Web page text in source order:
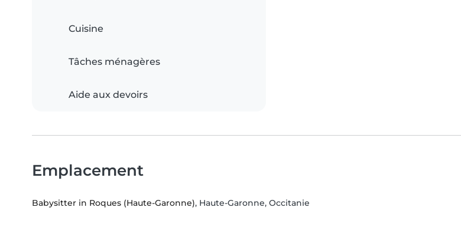
Cuisine
Tâches ménagères
Aide aux devoirs
Emplacement
Babysitter in Roques (Haute-Garonne), Haute-Garonne, Occitanie